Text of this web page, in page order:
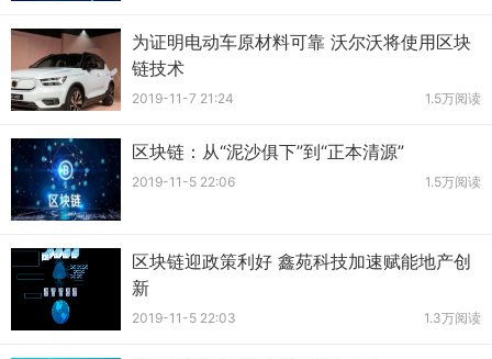
为证明电动车原材料可靠 沃尔沃将使用区块
链技术
2019-11-7 21:24 1.5万阅读
区块链：从“泥沙俱下”到“正本清源”
2019-11-5 22:06 1.5万阅读
区块链迎政策利好 鑫苑科技加速赋能地产创
新
2019-11-5 22:03 1.3万阅读